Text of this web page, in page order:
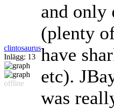
clintosaurus
Inlägg: 13
offline
and only
(plenty
have
etc).
was